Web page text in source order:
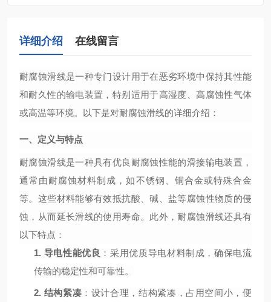
详细介绍 在线留言
耐腐蚀滑线是一种专门设计用于在恶劣环境中保持其性能
和耐久性的输电装置，特别适用于高湿度、高腐蚀性气体
或高温等环境。以下是对耐腐蚀滑线的详细介绍：
一、定义与特点
耐腐蚀滑线是一种具有优良耐腐蚀性能的滑接输电装置，
通常由耐腐蚀材料制成，如不锈钢、铜合金或特殊合金
等。这些材料能够有效抵抗酸、碱、盐等腐蚀性物质的侵
蚀，从而延长滑线的使用寿命。此外，耐腐蚀滑线还具有
以下特点：
1. 导电性能优良 ：采用优质导电材料制成，确保电流
传输的稳定性和可靠性。
2. 结构紧凑 ：设计合理，结构紧凑，占用空间小，便